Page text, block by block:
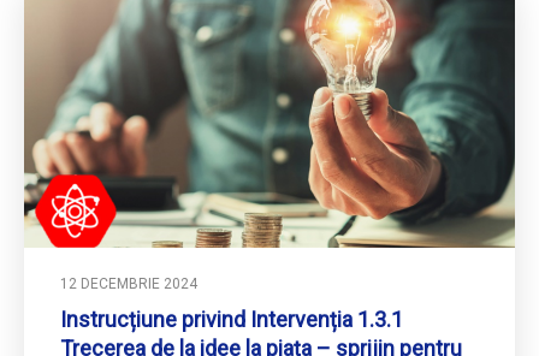
12 DECEMBRIE 2024
Instrucțiune privind Intervenția 1.3.1
Trecerea de la idee la piața – sprijin pentru